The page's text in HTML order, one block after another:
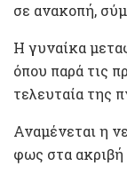
σε ανακοπή,
Η γυναίκα
όπου παρά τις
τελευταία της
Αναμένεται η
φως στα ακριβή